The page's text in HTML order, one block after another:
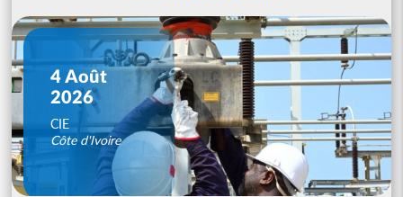
4 Août
2026
CIE
Côte d'Ivoire